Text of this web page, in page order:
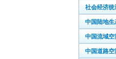
社会经济
中国陆地
中国流域
中国道路